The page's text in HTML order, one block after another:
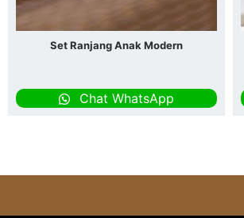
Set Ranjang Anak Modern
Chat WhatsApp